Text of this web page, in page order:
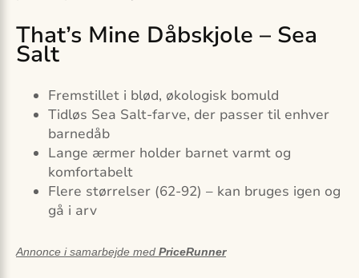
That’s Mine Dåbskjole – Sea
Salt
Fremstillet i blød, økologisk bomuld
Tidløs Sea Salt-farve, der passer til enhver
barnedåb
Lange ærmer holder barnet varmt og
komfortabelt
Flere størrelser (62-92) – kan bruges igen og
gå i arv
Annonce i samarbejde med PriceRunner